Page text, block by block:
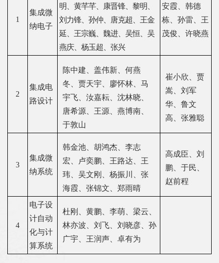
1
集成微
纳电子
明、黄芊芊、康晋锋、黎明、
刘力锋、孙仲、唐克超、王金
延、王宗巍、魏进、吴恒、吴
燕庆、杨玉超、张兴
安霞、韩德
栋、孙雷、王
茂俊、许晓燕
2
集成电
路设计
陈中建、盖伟新、何燕
冬、贾天宇、廖怀林、马
宇飞、汝嘉耘、沈林晓、
唐希源、王源、燕博南、
于敦山
崔小欣、贾
嵩、刘军
华、鲁文
高、张雅聪
3
集成微
纳系统
韩金池、胡鸿杰、李志
宏、卢奕鹏、王路达、王
玮、吴文刚、杨振川、张
海霞、张锦文、郑雨晴
高成臣、刘
鹏、于民、
赵前程
4
电子设
计自动
化与计
算系统
杜刚、黄鹏、李萌、梁云、
林亦波、刘飞、刘晓彦、孙
广宇、王润声、卓有为